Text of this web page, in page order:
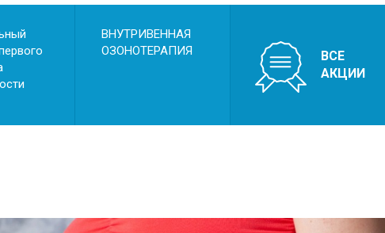
ВНУТРИВЕННАЯ
ОЗОНОТЕРАПИЯ
ВСЕ
АКЦИИ